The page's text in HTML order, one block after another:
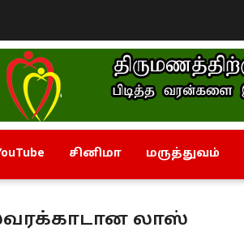
சினிமா மருத்துவம்
லாஸ்